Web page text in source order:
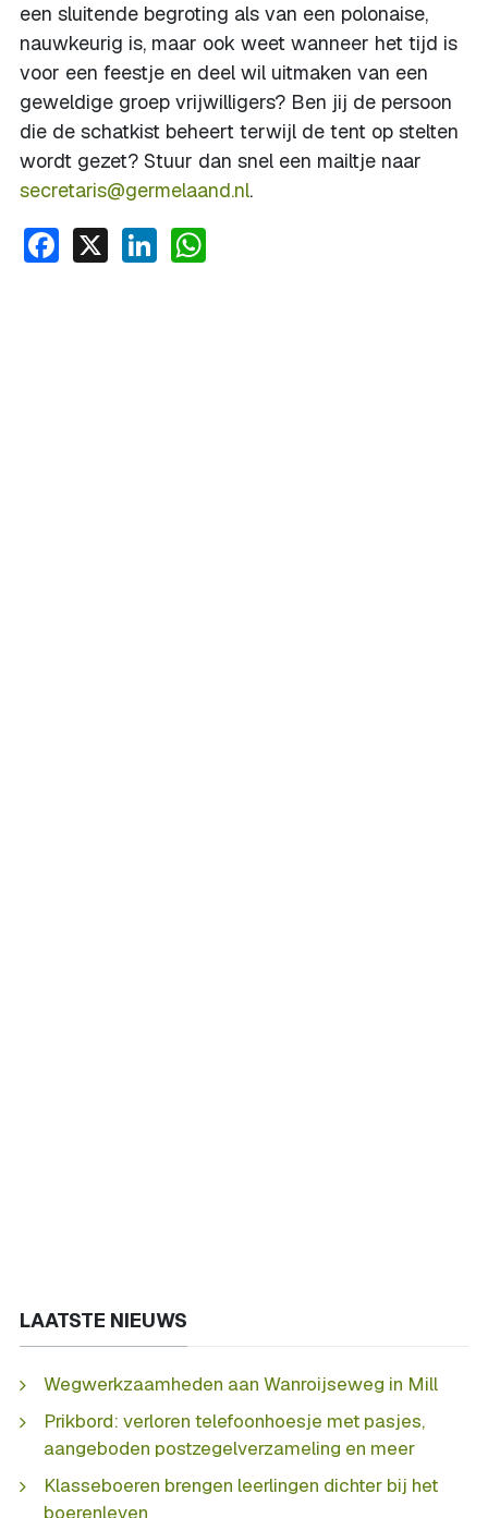
een sluitende begroting als van een polonaise,
nauwkeurig is, maar ook weet wanneer het tijd is
voor een feestje en deel wil uitmaken van een
geweldige groep vrijwilligers? Ben jij de persoon
die de schatkist beheert terwijl de tent op stelten
wordt gezet? Stuur dan snel een mailtje naar
secretaris@germelaand.nl.
Facebook
X LinkedIn
LAATSTE NIEUWS
Wegwerkzaamheden aan Wanroijseweg in Mill
Prikbord: verloren telefoonhoesje met pasjes,
aangeboden postzegelverzameling en meer
Klasseboeren brengen leerlingen dichter bij het
boerenleven